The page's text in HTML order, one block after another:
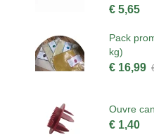
€ 5,65
Pack
kg)
€ 16,99
Ouvre
€ 1,40